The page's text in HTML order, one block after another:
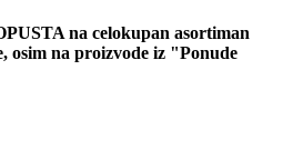
na celokupan asortiman
osim na proizvode iz "Ponude